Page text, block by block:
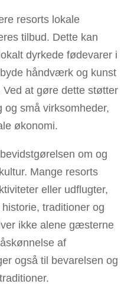
resorts lokale
tilbud. Dette kan
dyrkede fødevarer i
håndværk og kunst
at gøre dette støtter
og små virksomheder,
økonomi.
om og
Mange resorts
eller udflugter,
traditioner og
ikke alene gæsterne
af
også til bevarelsen og